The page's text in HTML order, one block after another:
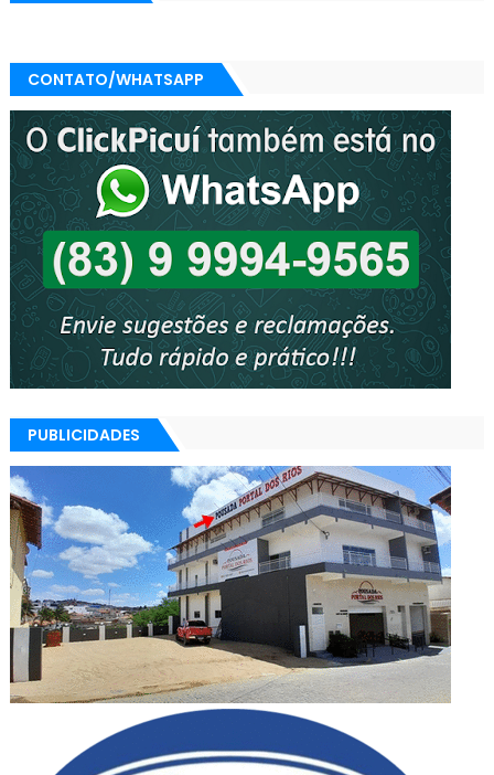
CONTATO/WHATSAPP
PUBLICIDADES